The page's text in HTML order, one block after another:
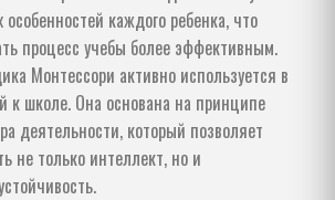
каждого ребенка, что
процесс учебы более эффективным.
Монтессори активно используется в
к школе. Она основана на принципе
деятельности, который позволяет
не только интеллект, но и